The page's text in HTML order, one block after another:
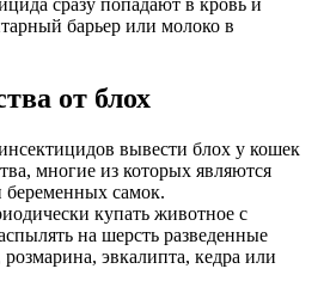
барьер или молоко в
от блох
вывести блох у кошек
многие из которых являются
беременных самок.
купать животное с
на шерсть разведенные
эвкалипта, кедра или